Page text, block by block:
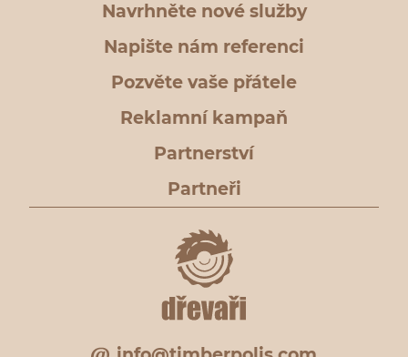
Navrhněte nové služby
Napište nám referenci
Pozvěte vaše přátele
Reklamní kampaň
Partnerství
Partneři